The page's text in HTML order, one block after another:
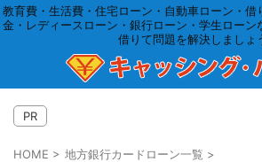
教育費・生活費・住宅ローン・自動車ローン・借
金・レディースローン・銀行ローン・学生ローン
借りて問題を解決しましょ
PR
HOME > 地方銀行カードローン一覧 >